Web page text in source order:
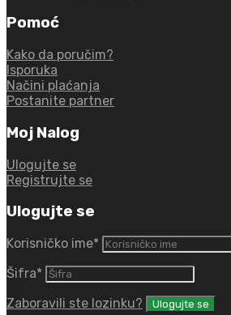
Pomoć
Kako da poručim?
Isporuka
Načini plaćanja
Postanite partner
Moj Nalog
Ulogujte se
Registrujte se
Ulogujte se
Korisničko ime*
Šifra*
Zaboravili ste lozinku?